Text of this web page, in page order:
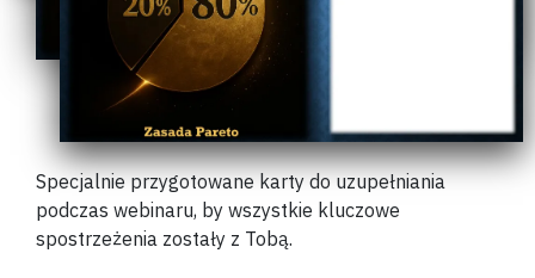
Specjalnie przygotowane karty do uzupełniania
podczas webinaru, by wszystkie kluczowe
spostrzeżenia zostały z Tobą.